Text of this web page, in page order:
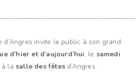
d’Angres invite le public à son grand
d’hier et d’aujourd’hui, le samedi
la salle des fêtes d’Angres.